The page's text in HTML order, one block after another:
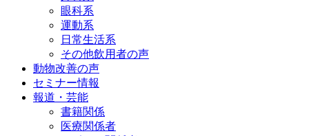
眼科系
運動系
日常生活系
その他飲用者の声
動物改善の声
セミナー情報
報道・芸能
書籍関係
医療関係者